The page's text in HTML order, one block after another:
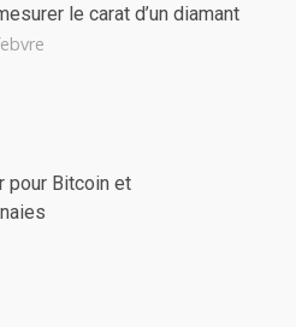
le carat d’un diamant
pour Bitcoin et